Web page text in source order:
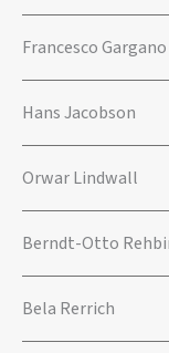
Francesco Gargano
Hans Jacobson
Orwar Lindwall
Berndt-Otto
Bela Rerrich